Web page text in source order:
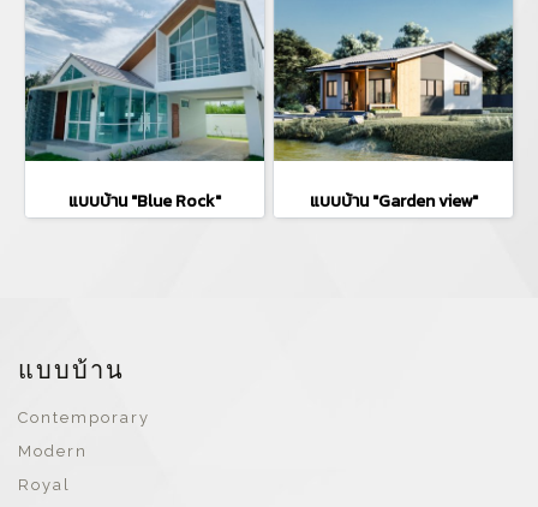
แบบบ้าน "Blue Rock" แบบบ้าน "Garden view"
แบบบ้าน
Contemporary
Modern
Royal